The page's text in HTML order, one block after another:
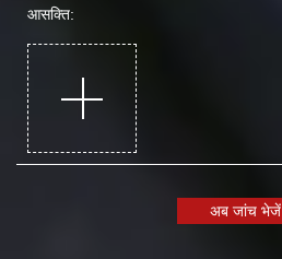
आसक्ति:
अब जांच भेजें